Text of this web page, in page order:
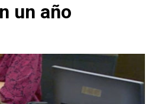
un año